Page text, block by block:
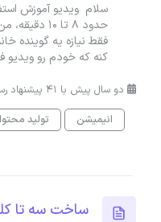
سلام ویديو آموزش
حدود ۸ تا
فقط نیازه یه گوینده
کنه که خودم رو ویدیو
دو سال پیش با 41 پیشنهاد رسیده
انیمیشن
تولید محتوا
ساخت سه تا